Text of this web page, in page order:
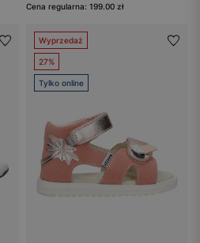
Cena regularna: 199.00 zł
Wyprzedaż
27%
Tylko online